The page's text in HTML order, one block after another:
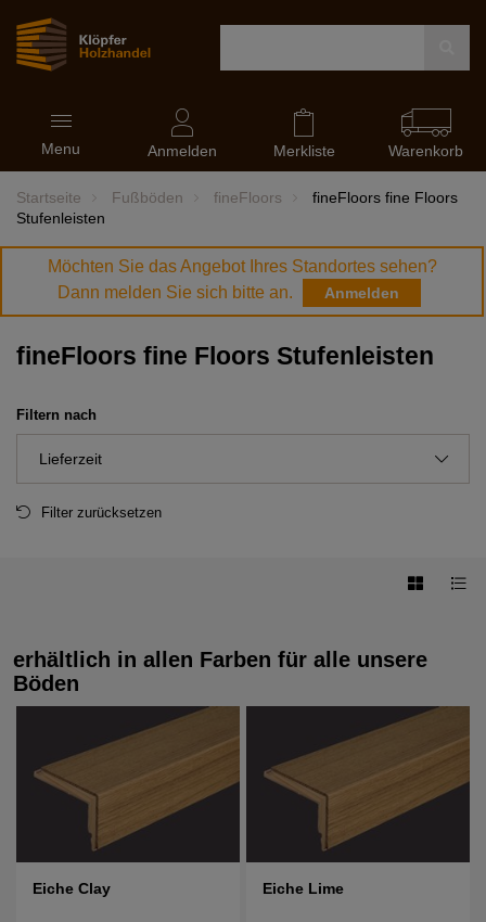
Navigation
ein-
und
ausblenden
Menu Anmelden Merkliste Warenkorb
Startseite Fußböden fineFloors
fineFloors fine Floors
Stufenleisten
Möchten Sie das Angebot Ihres Standortes sehen?
Dann melden Sie sich bitte an.
Anmelden
fineFloors fine Floors Stufenleisten
Filtern nach
Lieferzeit
Filter zurücksetzen
erhältlich in allen Farben für alle unsere
Böden
Eiche Clay Eiche Lime